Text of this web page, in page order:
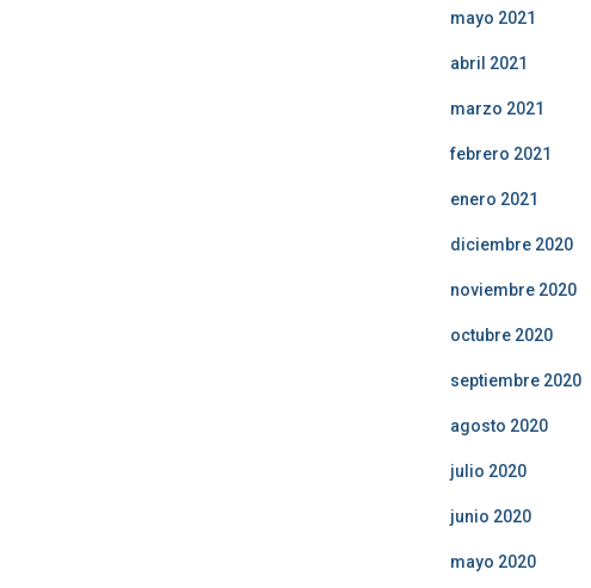
mayo 2021
abril 2021
marzo 2021
febrero 2021
enero 2021
diciembre 2020
noviembre 2020
octubre 2020
septiembre 2020
agosto 2020
julio 2020
junio 2020
mayo 2020